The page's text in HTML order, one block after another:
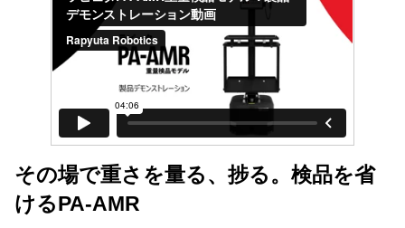
その場で重さを量る、捗る。検品を省
けるPA-AMR